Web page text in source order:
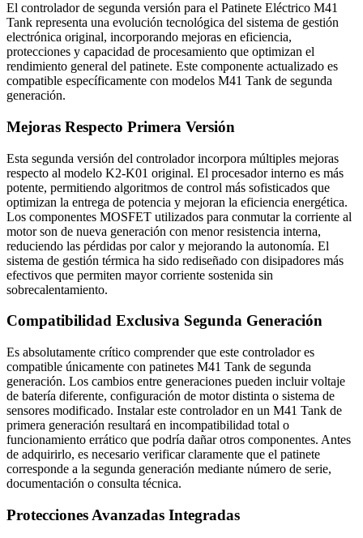
El controlador de segunda versión para el Patinete Eléctrico M41
Tank representa una evolución tecnológica del sistema de gestión
electrónica original, incorporando mejoras en eficiencia,
protecciones y capacidad de procesamiento que optimizan el
rendimiento general del patinete. Este componente actualizado es
compatible específicamente con modelos M41 Tank de segunda
generación.
Mejoras Respecto Primera Versión
Esta segunda versión del controlador incorpora múltiples mejoras
respecto al modelo K2-K01 original. El procesador interno es más
potente, permitiendo algoritmos de control más sofisticados que
optimizan la entrega de potencia y mejoran la eficiencia energética.
Los componentes MOSFET utilizados para conmutar la corriente al
motor son de nueva generación con menor resistencia interna,
reduciendo las pérdidas por calor y mejorando la autonomía. El
sistema de gestión térmica ha sido rediseñado con disipadores más
efectivos que permiten mayor corriente sostenida sin
sobrecalentamiento.
Compatibilidad Exclusiva Segunda Generación
Es absolutamente crítico comprender que este controlador es
compatible únicamente con patinetes M41 Tank de segunda
generación. Los cambios entre generaciones pueden incluir voltaje
de batería diferente, configuración de motor distinta o sistema de
sensores modificado. Instalar este controlador en un M41 Tank de
primera generación resultará en incompatibilidad total o
funcionamiento errático que podría dañar otros componentes. Antes
de adquirirlo, es necesario verificar claramente que el patinete
corresponde a la segunda generación mediante número de serie,
documentación o consulta técnica.
Protecciones Avanzadas Integradas